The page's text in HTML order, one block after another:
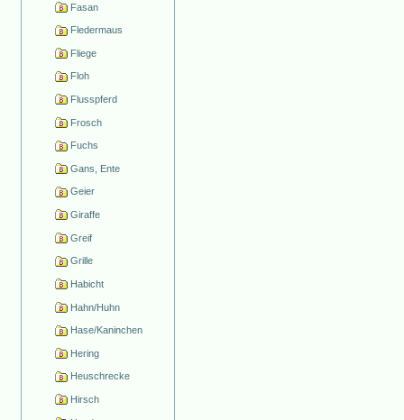
Fasan
Fledermaus
Fliege
Floh
Flusspferd
Frosch
Fuchs
Gans, Ente
Geier
Giraffe
Greif
Grille
Habicht
Hahn/Huhn
Hase/Kaninchen
Hering
Heuschrecke
Hirsch